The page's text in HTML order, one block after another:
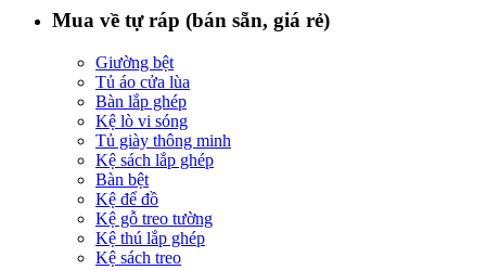
Mua về tự ráp (bán sẵn, giá rẻ)
Giường bệt
Tủ áo cửa lùa
Bàn lắp ghép
Kệ lò vi sóng
Tủ giày thông minh
Kệ sách lắp ghép
Bàn bệt
Kệ để đồ
Kệ gỗ treo tường
Kệ thú lắp ghép
Kệ sách treo